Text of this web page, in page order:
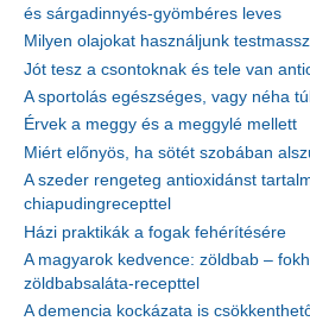
és sárgadinnyés-gyömbéres leves
Milyen olajokat használjunk
Jót tesz a csontoknak és tele van
A sportolás egészséges, vagy néha
Érvek a meggy és a meggylé mellett
Miért előnyös, ha sötét szobában
A szeder rengeteg antioxidánst
chiapudingrecepttel
Házi praktikák a fogak fehérítésére
A magyarok kedvence: zöldbab –
zöldbabsaláta-recepttel
A demencia kockázata is